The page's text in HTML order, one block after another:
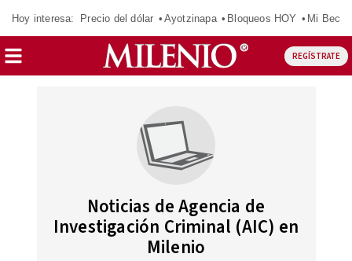
Hoy interesa: Precio del dólar Ayotzinapa Bloqueos HOY Mi Beca
REGÍSTRATE
Noticias de Agencia de
Investigación Criminal (AIC) en
Milenio